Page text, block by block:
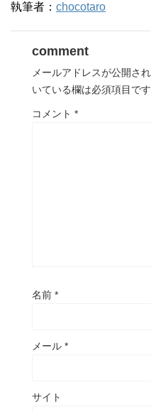
執筆者： chocotaro
comment
メールアドレスが公開さ
いている欄は必須項目です
コメント *
名前 *
メール *
サイト